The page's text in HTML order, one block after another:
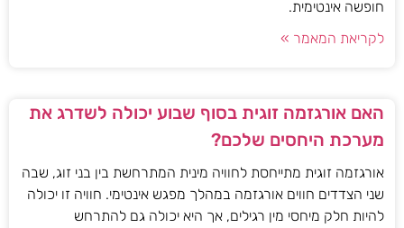
חופשה אינטימית.
לקריאת המאמר »
האם אורגזמה זוגית בסוף שבוע יכולה לשדרג את
מערכת היחסים שלכם?
אורגזמה זוגית מתייחסת לחוויה מינית המתרחשת בין בני זוג, שבה
שני הצדדים חווים אורגזמה במהלך מפגש אינטימי. חוויה זו יכולה
להיות חלק מיחסי מין רגילים, אך היא יכולה גם להתרחש